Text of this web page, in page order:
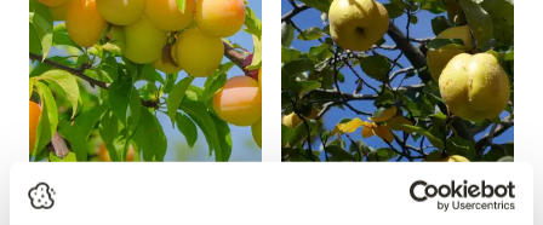
Mirabelle 'Mirabelle von
Nancy'
'Konstantinopeler'